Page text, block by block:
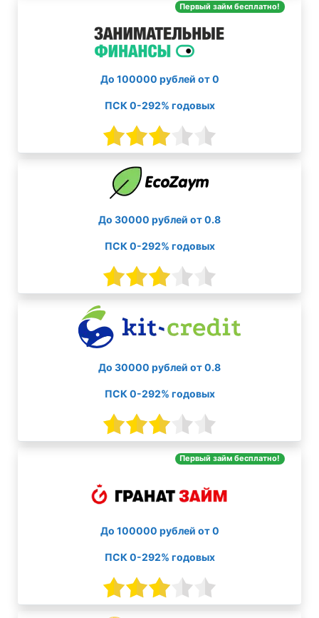
Первый займ бесплатно!
До 100000 рублей от 0
ПСК 0-292% годовых
До 30000 рублей от 0.8
ПСК 0-292% годовых
До 30000 рублей от 0.8
ПСК 0-292% годовых
Первый займ бесплатно!
До 100000 рублей от 0
ПСК 0-292% годовых